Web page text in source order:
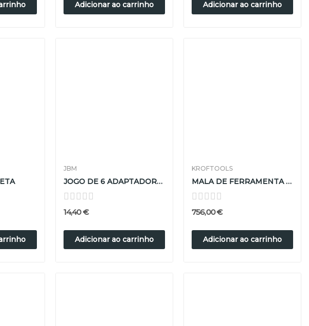
Adicionar ao carrinho Adicionar ao carrinho
JBM
JOGO DE 6 ADAPTADORES
14,40 €
Adicionar ao carrinho
KROFTOOLS
MALA DE FERRAMENTA ISOLADA VDE 111PCS
756,00 €
Adicionar ao carrinho